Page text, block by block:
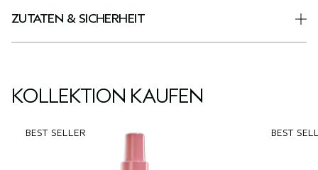
ZUTATEN & SICHERHEIT
KOLLEKTION KAUFEN
BEST SELLER BEST